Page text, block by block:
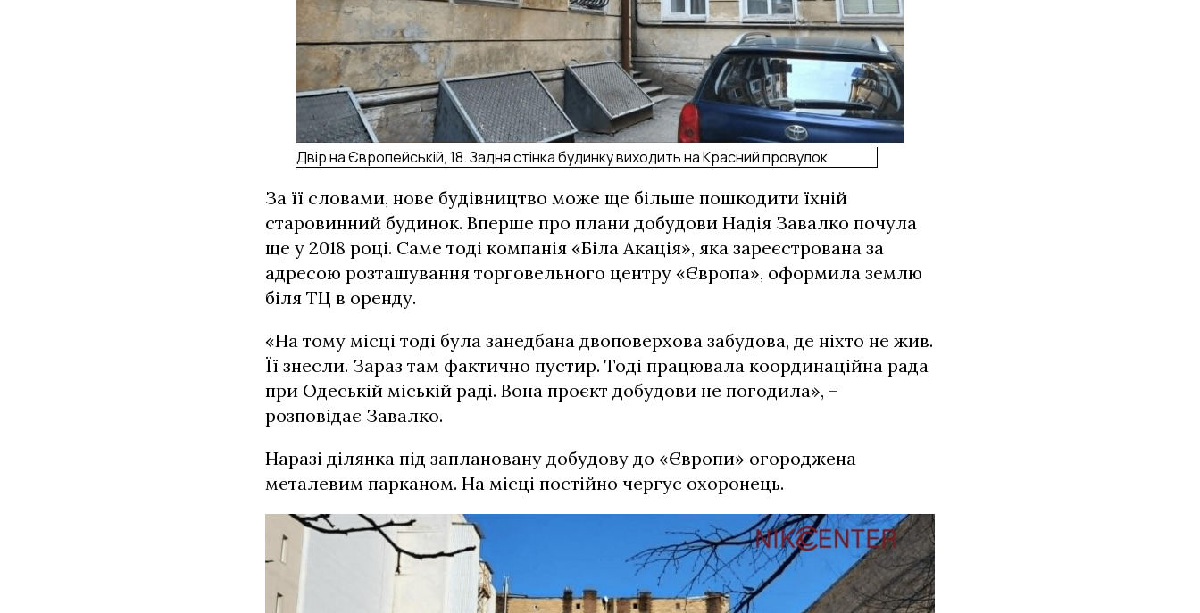
Двір на Європейській, 18. Задня стінка будинку виходить на Красний провулок
За її словами, нове будівництво може ще більше пошкодити їхній
старовинний будинок. Вперше про плани добудови Надія Завалко почула
ще у 2018 році. Саме тоді компанія «Біла Акація», яка зареєстрована за
адресою розташування торговельного центру «Європа», оформила землю
біля ТЦ в оренду.
«На тому місці тоді була занедбана двоповерхова забудова, де ніхто не жив.
Її знесли. Зараз там фактично пустир. Тоді працювала координаційна рада
при Одеській міській раді. Вона проєкт добудови не погодила», –
розповідає Завалко.
Наразі ділянка під заплановану добудову до «Європи» огороджена
металевим парканом. На місці постійно чергує охоронець.